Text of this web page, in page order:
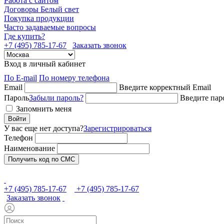
Договоры Белый свет
Покупка продукции
Часто задаваемые вопросы
Где купить?
+7 (495) 785-17-67
Заказать звонок
Вход в личный кабинет
По E-mail По номеру телефона
Email
Введите корректный Email
ПарольЗабыли пароль?
Введите
Запомнить меня
Войти
У вас еще нет доступа?Зарегистрироваться
Телефон
Наименование
Получить код по СМС
+7 (495) 785-17-67
+7 (495) 785-17-67
Заказать звонок